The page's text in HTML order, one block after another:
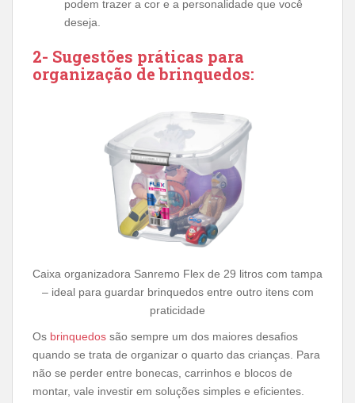
podem trazer a cor e a personalidade que você
deseja.
2- Sugestões práticas para
organização de brinquedos:
Caixa organizadora Sanremo Flex de 29 litros com tampa
– ideal para guardar brinquedos entre outro itens com
praticidade
Os brinquedos são sempre um dos maiores desafios
quando se trata de organizar o quarto das crianças. Para
não se perder entre bonecas, carrinhos e blocos de
montar, vale investir em soluções simples e eficientes.